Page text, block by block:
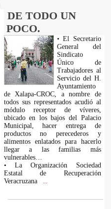
DE TODO UN
POCO.
• El Secretario
General del
Sindicato
Único de
Trabajadores al
Servicio del H.
Ayuntamiento
de Xalapa-CROC, a nombre de
todos sus representados acudió al
módulo receptor de víveres,
ubicado en los bajos del Palacio
Municipal, hacer entrega de
productos no perecederos y
alimentos enlatados para hacerlo
llegar a las familias más
vulnerables…
• La Organización Sociedad
Estatal de Recuperación
Veracruzana